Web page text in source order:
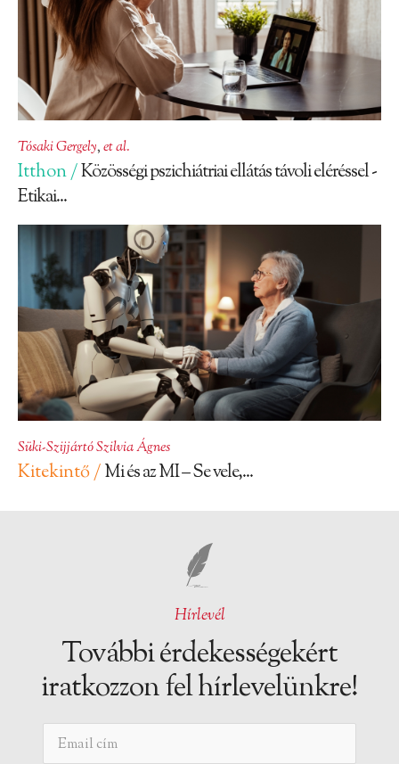
Tósaki Gergely,et al.
Itthon /Közösségi pszichiátriai ellátás távoli eléréssel -
Etikai...
Süki-Szijjártó Szilvia Ágnes
Kitekintő /Mi és az MI – Se vele,...
Hírlevél
További érdekességekért
iratkozzon fel hírlevelünkre!